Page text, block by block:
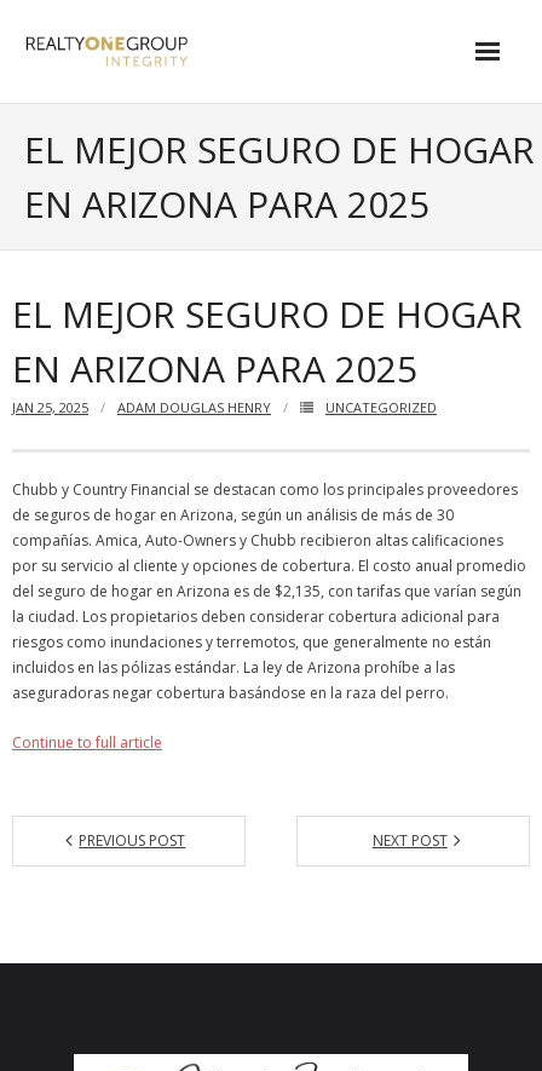
Contact
- Request a Relocation Package
What Is My Home Worth?
Local Homes
Articles
Our Local Living
EL MEJOR SEGURO DE HOGAR
EN ARIZONA PARA 2025
EL MEJOR SEGURO DE HOGAR
EN ARIZONA PARA 2025
JAN 25, 2025 ADAM DOUGLAS HENRY UNCATEGORIZED
Chubb y Country Financial se destacan como los principales proveedores
de seguros de hogar en Arizona, según un análisis de más de 30
compañías. Amica, Auto-Owners y Chubb recibieron altas calificaciones
por su servicio al cliente y opciones de cobertura. El costo anual promedio
del seguro de hogar en Arizona es de $2,135, con tarifas que varían según
la ciudad. Los propietarios deben considerar cobertura adicional para
riesgos como inundaciones y terremotos, que generalmente no están
incluidos en las pólizas estándar. La ley de Arizona prohíbe a las
aseguradoras negar cobertura basándose en la raza del perro.
Continue to full article
PREVIOUS POST NEXT POST